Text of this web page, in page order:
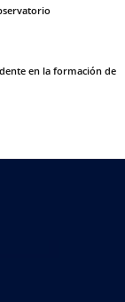
en la formación de